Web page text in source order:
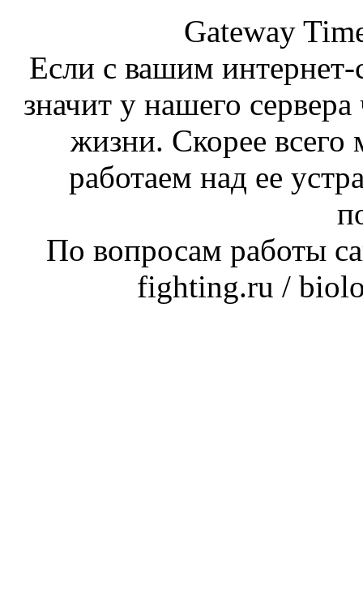
Gateway
Если с вашим интернет-
значит у нашего
жизни. Скорее
работаем над ее
По вопросам работы
fighting.ru /